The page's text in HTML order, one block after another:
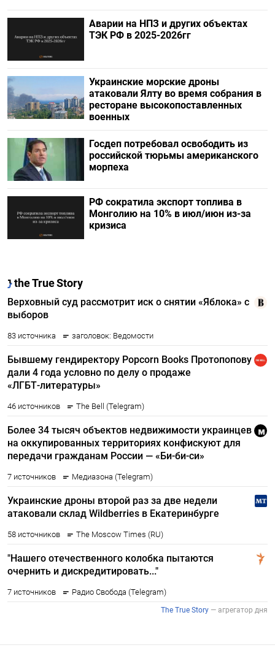
Аварии на НПЗ и других объектах
ТЭК РФ в 2025-2026гг
Украинские морские дроны
атаковали Ялту во время собрания в
ресторане высокопоставленных
военных
Госдеп потребовал освободить из
российской тюрьмы американского
морпеха
РФ сократила экспорт топлива в
Монголию на 10% в июл/июн из-за
кризиса